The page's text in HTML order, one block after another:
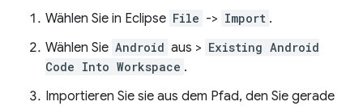
Wählen Sie in Eclipse File -> Import .
Wählen Sie Android aus > Existing Android
Code Into Workspace .
Importieren Sie sie aus dem Pfad, den Sie gerade